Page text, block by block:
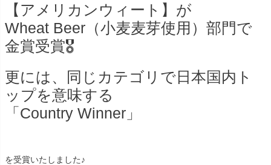
【アメリカンウィート】が
Wheat Beer（小麦麦芽使用）部門で
金賞受賞🎖
更には、同じカテゴリで日本国内ト
ップを意味する
「Country Winner」
を受賞いたしました♪